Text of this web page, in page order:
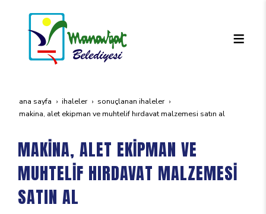
ana sayfa i̇haleler
sonuçlanan i̇haleler
maki̇na, alet eki̇pman ve muhteli̇f hirdavat malzemesi̇ satin al
MAKİNA, ALET EKİPMAN VE
MUHTELİF HIRDAVAT MALZEMESİ
SATIN AL